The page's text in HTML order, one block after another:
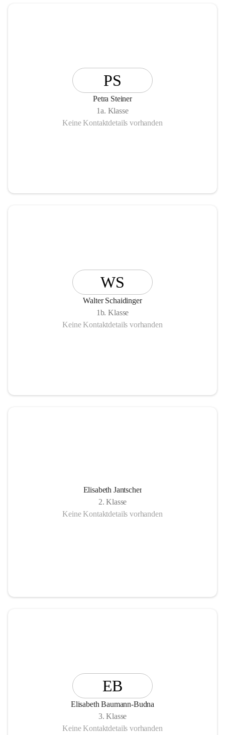
PS
Petra Steiner
1a. Klasse
Keine Kontaktdetails vorhanden
WS
Walter Schaidinger
1b. Klasse
Keine Kontaktdetails vorhanden
Elisabeth Jantscher
2. Klasse
Keine Kontaktdetails vorhanden
EB
Elisabeth Baumann-Budna
3. Klasse
Keine Kontaktdetails vorhanden